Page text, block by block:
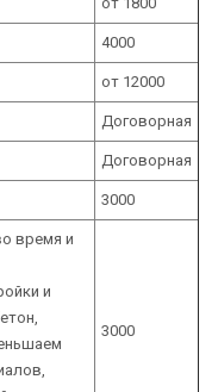
4000
от 12000
Договорная
Договорная
3000
время и
и
3000